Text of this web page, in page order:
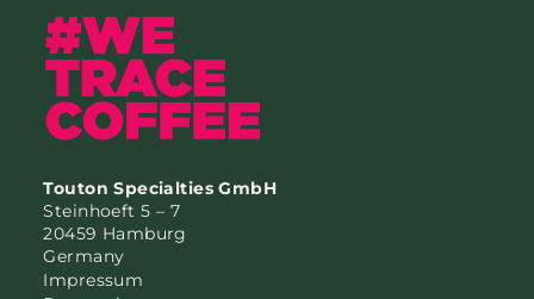
Touton Specialties GmbH
Steinhoeft 5 – 7
20459 Hamburg
Germany
Impressum